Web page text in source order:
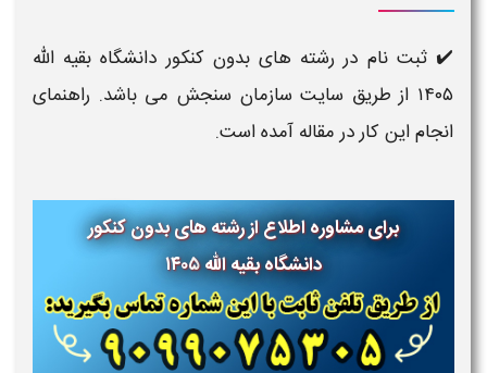
✔️ ثبت نام در رشته های بدون کنکور دانشگاه بقیه الله
۱۴۰۵ از طریق سایت سازمان سنجش می باشد. راهنمای
انجام این کار در مقاله آمده است.
برای مشاوره اطلاع از رشته های بدون کنکور
دانشگاه بقیه الله ۱۴۰۵